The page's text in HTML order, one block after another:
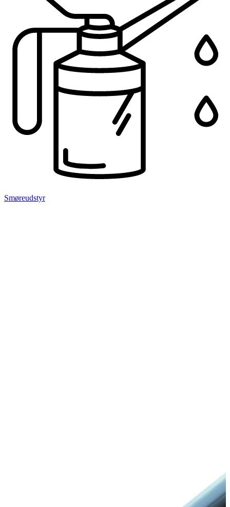
Smøreudstyr